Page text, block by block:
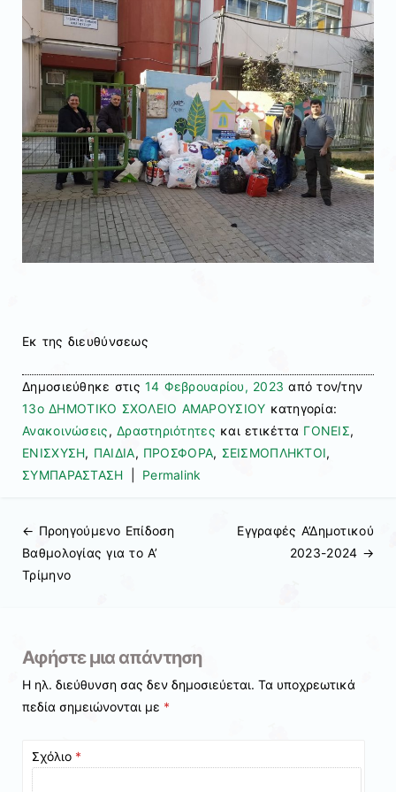
Εκ της διευθύνσεως
Δημοσιεύθηκε στις 14 Φεβρουαρίου, 2023 από τον/την
13ο ΔΗΜΟΤΙΚΟ ΣΧΟΛΕΙΟ ΑΜΑΡΟΥΣΙΟΥ κατηγορία:
Ανακοινώσεις, Δραστηριότητες και ετικέττα ΓΟΝΕΙΣ,
ΕΝΙΣΧΥΣΗ, ΠΑΙΔΙΑ, ΠΡΟΣΦΟΡΑ, ΣΕΙΣΜΟΠΛΗΚΤΟΙ,
ΣΥΜΠΑΡΑΣΤΑΣΗ
Permalink
Πλοήγηση άρθρων
← Προηγούμενo Επίδοση
Βαθμολογίας για το Α’
Τρίμηνο
Εγγραφές Α’Δημοτικού
2023-2024 →
Αφήστε μια απάντηση
Η ηλ. διεύθυνση σας δεν δημοσιεύεται. Τα υποχρεωτικά
πεδία σημειώνονται με *
Σχόλιο *